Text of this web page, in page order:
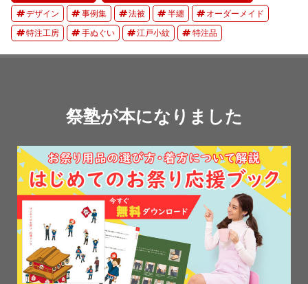
デザイン 事例集 法被 半纏 オーダーメイド
特注工房 手ぬぐい 江戸小紋 特注品
祭塾が本になりました